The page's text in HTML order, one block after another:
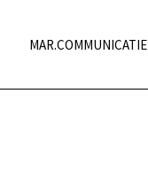
MAR.COMMUNICATIE